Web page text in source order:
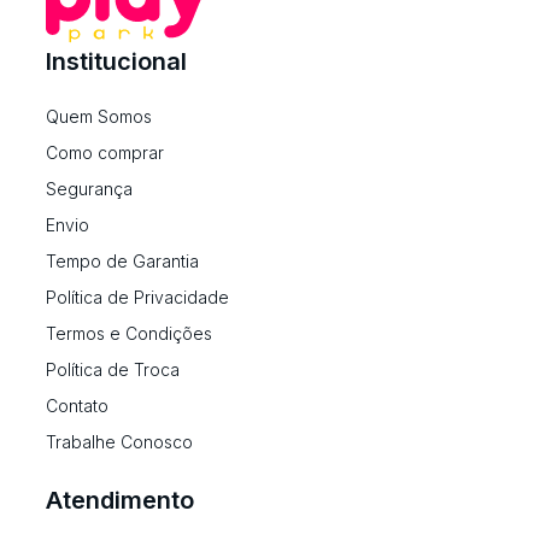
Institucional
Quem Somos
Como comprar
Segurança
Envio
Tempo de Garantia
Política de Privacidade
Termos e Condições
Política de Troca
Contato
Trabalhe Conosco
Atendimento